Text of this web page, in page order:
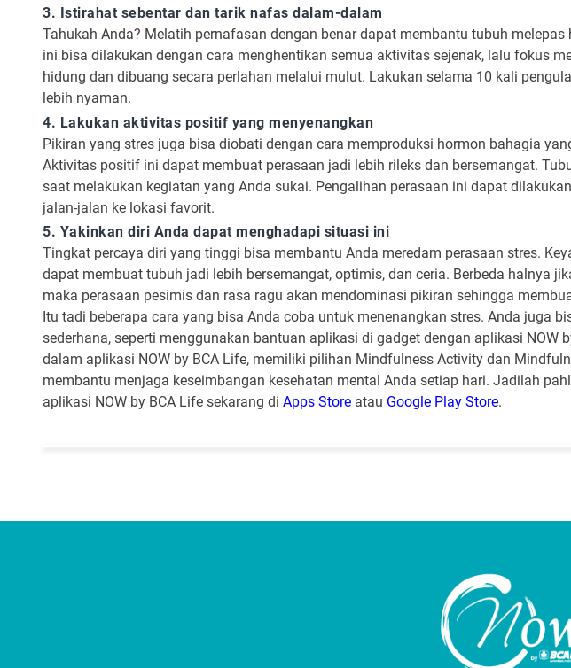
3. Istirahat sebentar dan tarik nafas dalam-dalam
Tahukah Anda? Melatih pernafasan dengan benar dapat membantu tubuh
ini bisa dilakukan dengan cara menghentikan semua aktivitas sejenak, lalu fokus
hidung dan dibuang secara perlahan melalui mulut. Lakukan selama 10 kali
lebih nyaman.
4. Lakukan aktivitas positif yang menyenangkan
Pikiran yang stres juga bisa diobati dengan cara memproduksi hormon bahagia
Aktivitas positif ini dapat membuat perasaan jadi lebih rileks dan bersemangat.
saat melakukan kegiatan yang Anda sukai. Pengalihan perasaan ini dapat
jalan-jalan ke lokasi favorit.
5. Yakinkan diri Anda dapat menghadapi situasi ini
Tingkat percaya diri yang tinggi bisa membantu Anda meredam perasaan stres.
dapat membuat tubuh jadi lebih bersemangat, optimis, dan ceria. Berbeda halnya
maka perasaan pesimis dan rasa ragu akan mendominasi pikiran sehingga
Itu tadi beberapa cara yang bisa Anda coba untuk menenangkan stres. Anda juga
sederhana, seperti menggunakan bantuan aplikasi di gadget dengan aplikasi NOW
dalam aplikasi NOW by BCA Life, memiliki pilihan Mindfulness Activity dan
membantu menjaga keseimbangan kesehatan mental Anda setiap hari. Jadilah
aplikasi NOW by BCA Life sekarang di Apps Store atau Google Play Store.